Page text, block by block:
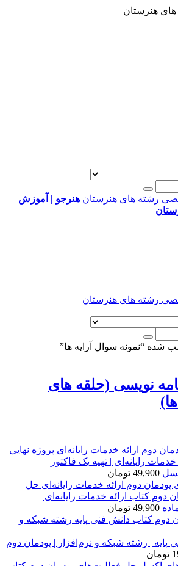
هنرستان
هنرجو | آموزش
شده “نمونه سوال آرایه ها”
نویسی (حلقه های
پروژه نهایی
رایانه‌ای | تهیه یک فاکتور
49,900 تومان
حل
دوم کتاب ارائه خدمات رایانه‌ای |
49,900 تومان
پایه | رشته شبکه و نرم‌افزار | پودمان دوم
تومان